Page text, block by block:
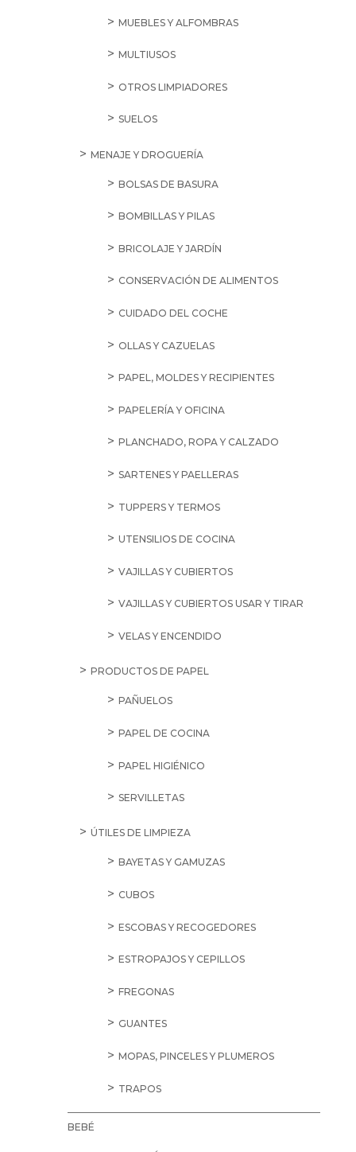
MUEBLES Y ALFOMBRAS
MULTIUSOS
OTROS LIMPIADORES
SUELOS
MENAJE Y DROGUERÍA
BOLSAS DE BASURA
BOMBILLAS Y PILAS
BRICOLAJE Y JARDÍN
CONSERVACIÓN DE ALIMENTOS
CUIDADO DEL COCHE
OLLAS Y CAZUELAS
PAPEL, MOLDES Y RECIPIENTES
PAPELERÍA Y OFICINA
PLANCHADO, ROPA Y CALZADO
SARTENES Y PAELLERAS
TUPPERS Y TERMOS
UTENSILIOS DE COCINA
VAJILLAS Y CUBIERTOS
VAJILLAS Y CUBIERTOS USAR Y TIRAR
VELAS Y ENCENDIDO
PRODUCTOS DE PAPEL
PAÑUELOS
PAPEL DE COCINA
PAPEL HIGIÉNICO
SERVILLETAS
ÚTILES DE LIMPIEZA
BAYETAS Y GAMUZAS
CUBOS
ESCOBAS Y RECOGEDORES
ESTROPAJOS Y CEPILLOS
FREGONAS
GUANTES
MOPAS, PINCELES Y PLUMEROS
TRAPOS
BEBÉ